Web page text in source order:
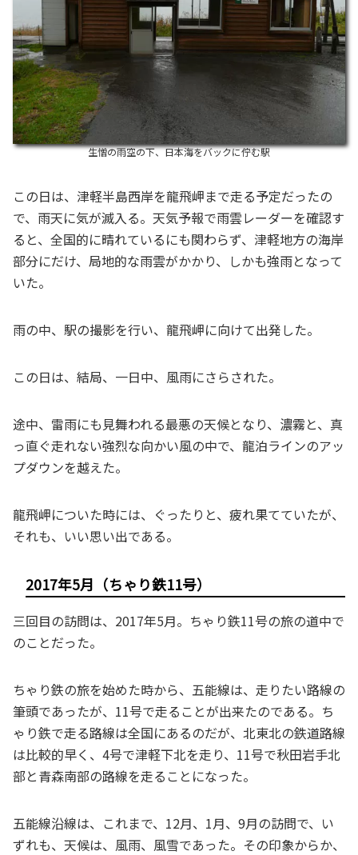
生憎の雨空の下、日本海をバックに佇む駅
この日は、津軽半島西岸を龍飛岬まで走る予定だったの
で、雨天に気が滅入る。天気予報で雨雲レーダーを確認す
ると、全国的に晴れているにも関わらず、津軽地方の海岸
部分にだけ、局地的な雨雲がかかり、しかも強雨となって
いた。
雨の中、駅の撮影を行い、龍飛岬に向けて出発した。
この日は、結局、一日中、風雨にさらされた。
途中、雷雨にも見舞われる最悪の天候となり、濃霧と、真
っ直ぐ走れない強烈な向かい風の中で、龍泊ラインのアッ
プダウンを越えた。
龍飛岬についた時には、ぐったりと、疲れ果てていたが、
それも、いい思い出である。
2017年5月（ちゃり鉄11号）
三回目の訪問は、2017年5月。ちゃり鉄11号の旅の道中で
のことだった。
ちゃり鉄の旅を始めた時から、五能線は、走りたい路線の
筆頭であったが、11号で走ることが出来たのである。ち
ゃり鉄で走る路線は全国にあるのだが、北東北の鉄道路線
は比較的早く、4号で津軽下北を走り、11号で秋田岩手北
部と青森南部の路線を走ることになった。
五能線沿線は、これまで、12月、1月、9月の訪問で、い
ずれも、天候は、風雨、風雪であった。その印象からか、